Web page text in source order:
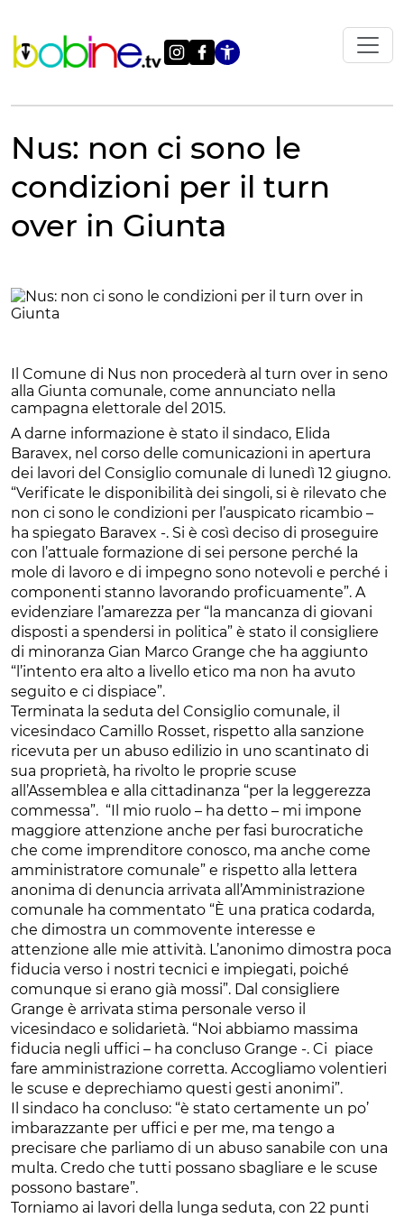
contenuto
Apri le
Nus: non ci sono le
condizioni per il turn
over in Giunta
Il Comune di Nus non procederà al turn over in seno
alla Giunta comunale, come annunciato nella
campagna elettorale del 2015.
A darne informazione è stato il sindaco, Elida
Baravex, nel corso delle comunicazioni in apertura
dei lavori del Consiglio comunale di lunedì 12 giugno.
“Verificate le disponibilità dei singoli, si è rilevato che
non ci sono le condizioni per l’auspicato ricambio –
ha spiegato Baravex -. Si è così deciso di proseguire
con l’attuale formazione di sei persone perché la
mole di lavoro e di impegno sono notevoli e perché i
componenti stanno lavorando proficuamente”. A
evidenziare l’amarezza per “la mancanza di giovani
disposti a spendersi in politica” è stato il consigliere
di minoranza Gian Marco Grange che ha aggiunto
“l’intento era alto a livello etico ma non ha avuto
seguito e ci dispiace”.
Terminata la seduta del Consiglio comunale, il
vicesindaco Camillo Rosset, rispetto alla sanzione
ricevuta per un abuso edilizio in uno scantinato di
sua proprietà, ha rivolto le proprie scuse
all’Assemblea e alla cittadinanza “per la leggerezza
commessa”. “Il mio ruolo – ha detto – mi impone
maggiore attenzione anche per fasi burocratiche
che come imprenditore conosco, ma anche come
amministratore comunale” e rispetto alla lettera
anonima di denuncia arrivata all’Amministrazione
comunale ha commentato “È una pratica codarda,
che dimostra un commovente interesse e
attenzione alle mie attività. L’anonimo dimostra poca
fiducia verso i nostri tecnici e impiegati, poiché
comunque si erano già mossi”. Dal consigliere
Grange è arrivata stima personale verso il
vicesindaco e solidarietà. “Noi abbiamo massima
fiducia negli uffici – ha concluso Grange -. Ci piace
fare amministrazione corretta. Accogliamo volentieri
le scuse e deprechiamo questi gesti anonimi”.
Il sindaco ha concluso: “è stato certamente un po’
imbarazzante per uffici e per me, ma tengo a
precisare che parliamo di un abuso sanabile con una
multa. Credo che tutti possano sbagliare e le scuse
possono bastare”.
Torniamo ai lavori della lunga seduta, con 22 punti